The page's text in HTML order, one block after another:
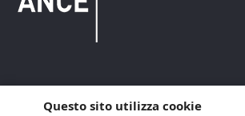
Copyright © 2021 ANCE. Tutti i diritti riservati.
Questo sito utilizza cookie